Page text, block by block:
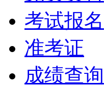
考试报名
准考证
成绩查询